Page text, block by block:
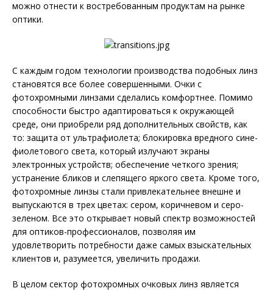
можно отнести к востребованным продуктам на рынке
оптики.
С каждым годом технологии производства подобных линз
становятся все более совершенными. Очки с
фотохромными линзами сделались комфортнее. Помимо
способности быстро адаптироваться к окружающей
среде, они приобрели ряд дополнительных свойств, как
то: защита от ультрафиолета; блокировка вредного сине-
фиолетового света, который излучают экраны
электронных устройств; обеспечение четкого зрения;
устранение бликов и слепящего яркого света. Кроме того,
фотохромные линзы стали привлекательнее внешне и
выпускаются в трех цветах: сером, коричневом и серо-
зеленом. Все это открывает новый спектр возможностей
для оптиков-профессионалов, позволяя им
удовлетворить потребности даже самых взыскательных
клиентов и, разумеется, увеличить продажи.
В целом сектор фотохромных очковых линз является